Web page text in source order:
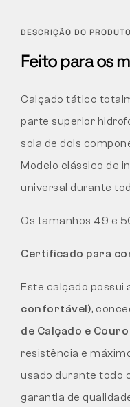
DESCRIÇÃO DO PRODUTO
Feito para os
Calçado tático
parte superior
sola de dois
Modelo clássico de
universal durante
Os tamanhos 49 e
Certificado para
Este calçado possui
confortável),
de Calçado e Couro
resistência e
usado durante todo
garantia de